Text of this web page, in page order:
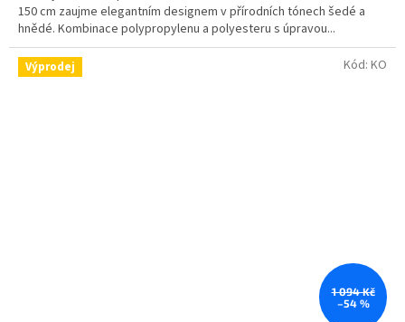
150 cm zaujme elegantním designem v přírodních tónech šedé a
hnědé. Kombinace polypropylenu a polyesteru s úpravou...
Výprodej
1 094 Kč
–54 %
Kód: KO